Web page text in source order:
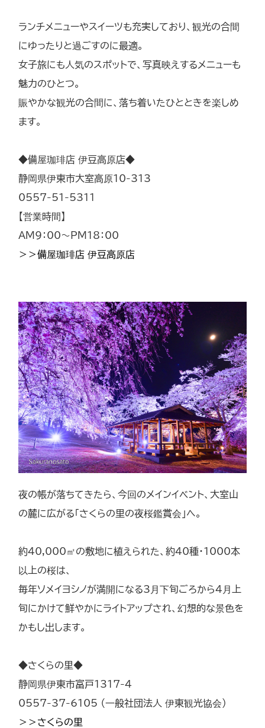
ランチメニューやスイーツも充実しており、観光の合間
にゆったりと過ごすのに最適。
女子旅にも人気のスポットで、写真映えするメニューも
魅力のひとつ。
賑やかな観光の合間に、落ち着いたひとときを楽しめ
ます。
◆備屋珈琲店 伊豆高原店◆
静岡県伊東市大室高原10-313
0557-51-5311
【営業時間】
AM9：00～PM18：00
＞＞備屋珈琲店 伊豆高原店
夜の帳が落ちてきたら、今回のメインイベント、大室山
の麓に広がる「さくらの里の夜桜鑑賞会」へ。
約40,000㎡の敷地に植えられた、約40種・1000本
以上の桜は、
毎年ソメイヨシノが満開になる3月下旬ごろから4月上
旬にかけて鮮やかにライトアップされ、幻想的な景色を
かもし出します。
◆さくらの里◆
静岡県伊東市富戸1317-4
0557-37-6105 （一般社団法人 伊東観光協会）
＞＞さくらの里